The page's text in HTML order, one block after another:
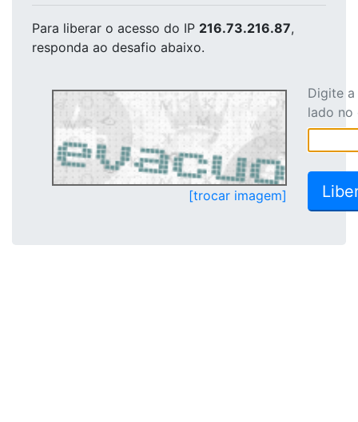
Para liberar o acesso do IP 216.73.216.87,
responda ao desafio abaixo.
[trocar imagem]
Digite
lado no